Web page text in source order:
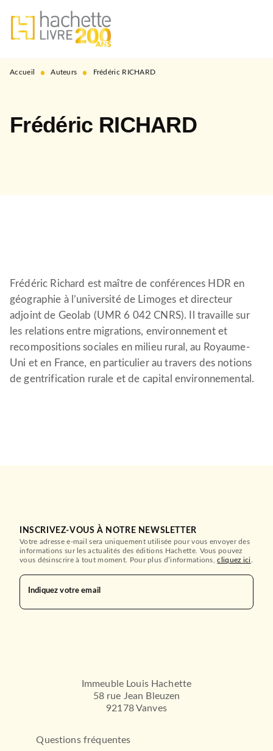
MENU RECHERCHE
PIED DE PAGE
Accueil • Auteurs • Frédéric RICHARD
Frédéric RICHARD
Frédéric Richard est maître de conférences HDR en
géographie à l’université de Limoges et directeur
adjoint de Geolab (UMR 6 042 CNRS). Il travaille sur
les relations entre migrations, environnement et
recompositions sociales en milieu rural, au Royaume-
Uni et en France, en particulier au travers des notions
de gentrification rurale et de capital environnemental.
INSCRIVEZ-VOUS À NOTRE NEWSLETTER
Votre adresse e-mail sera uniquement utilisée pour vous envoyer des
informations sur les actualités des éditions Hachette. Vous pouvez
vous désinscrire à tout moment. Pour plus d’informations,cliquez ici
Indiquez votre email
Immeuble Louis Hachette
58 rue Jean Bleuzen
92178 Vanves
Questions fréquentes